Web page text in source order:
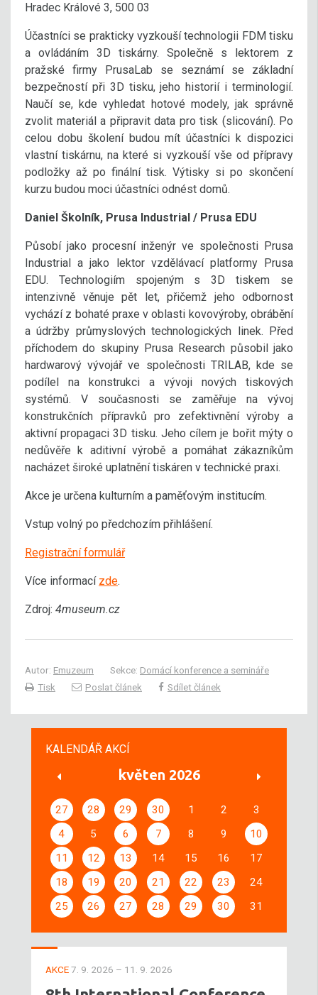
Hradec Králové 3, 500 03
Účastníci se prakticky vyzkouší technologii FDM tisku
a ovládáním 3D tiskárny. Společně s lektorem z
pražské firmy PrusaLab se seznámí se základní
bezpečností při 3D tisku, jeho historií i terminologií.
Naučí se, kde vyhledat hotové modely, jak správně
zvolit materiál a připravit data pro tisk (slicování). Po
celou dobu školení budou mít účastníci k dispozici
vlastní tiskárnu, na které si vyzkouší vše od přípravy
podložky až po finální tisk. Výtisky si po skončení
kurzu budou moci účastníci odnést domů.
Daniel Školník, Prusa Industrial / Prusa EDU
Působí jako procesní inženýr ve společnosti Prusa
Industrial a jako lektor vzdělávací platformy Prusa
EDU. Technologiím spojeným s 3D tiskem se
intenzivně věnuje pět let, přičemž jeho odbornost
vychází z bohaté praxe v oblasti kovovýroby, obrábění
a údržby průmyslových technologických linek. Před
příchodem do skupiny Prusa Research působil jako
hardwarový vývojář ve společnosti TRILAB, kde se
podílel na konstrukci a vývoji nových tiskových
systémů. V současnosti se zaměřuje na vývoj
konstrukčních přípravků pro zefektivnění výroby a
aktivní propagaci 3D tisku. Jeho cílem je bořit mýty o
nedůvěře k aditivní výrobě a pomáhat zákazníkům
nacházet široké uplatnění tiskáren v technické praxi.
Akce je určena kulturním a paměťovým institucím.
Vstup volný po předchozím přihlášení.
Registrační formulář
Více informací zde.
Zdroj: 4museum.cz
Autor: Emuzeum Sekce: Domácí konference a semináře
Tisk
Poslat článek Sdílet článek
KALENDÁŘ AKCÍ
květen 2026
27 28 29 30 1 2
3
4
5 6 7 8 9
10
11
12 13 14 15 16
17
18
19 20 21 22 23
24
25
26 27 28 29 30 31
AKCE7. 9. 2026 – 11. 9. 2026